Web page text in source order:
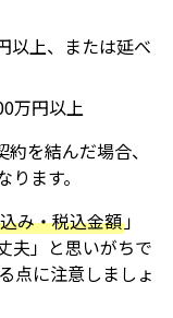
以上、または延べ
万円以上
を結んだ場合、
ます。
み・税込金額」
夫」と思いがちで
点に注意しましょ